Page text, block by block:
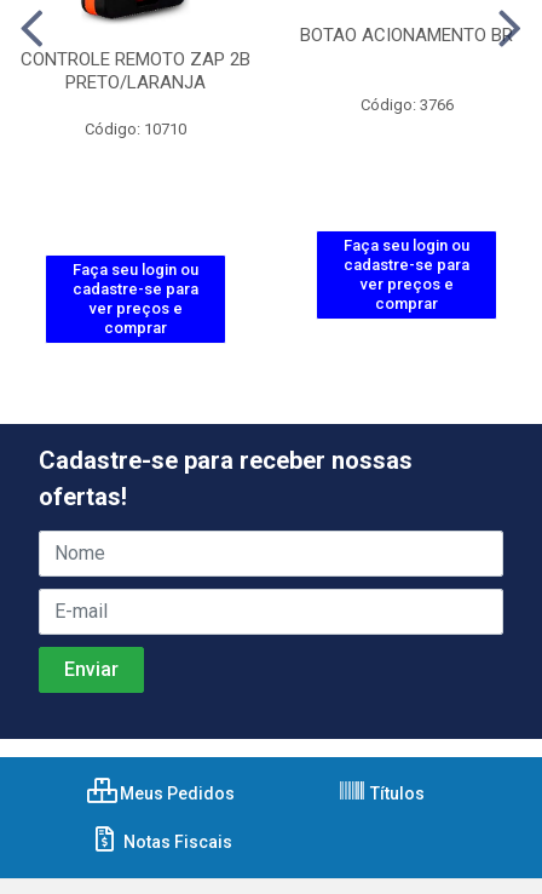
CONTROLE REMOTO ZAP 2B
PRETO/LARANJA
Código: 10710
Faça seu login ou
cadastre-se para
ver preços e
comprar
BOTAO ACIONAMENTO BR
Código: 3766
Faça seu login ou
cadastre-se para
ver preços e
comprar
Cadastre-se para receber nossas
ofertas!
Meus Pedidos Títulos
Notas Fiscais